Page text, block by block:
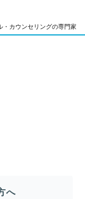
・カウンセリングの専門家
へ